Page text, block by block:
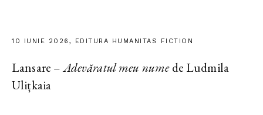
10 IUNIE 2026, EDITURA HUMANITAS FICTION
Lansare –Adevăratul meu numede Ludmila
Ulițkaia